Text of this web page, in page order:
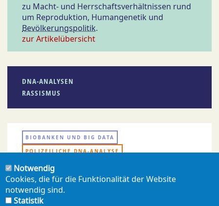
zu Macht- und Herrschaftsverhältnissen rund
um Reproduktion, Humangenetik und
Bevölkerungspolitik.
zur Artikelübersicht
DNA-ANALYSEN
RASSISMUS
BIOBANKEN UND BIG DATA
POLIZEILICHE DNA-ANALYSE
PDF ERZEUGEN
Notwendig
Cookies, die für die Funktionalität der Website
notwendig sind.
Statistik